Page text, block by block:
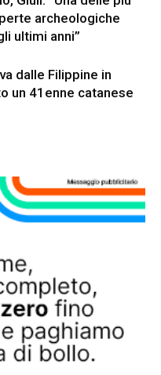
archeologiche
ultimi anni”
dalle Filippine in
un 41enne catanese